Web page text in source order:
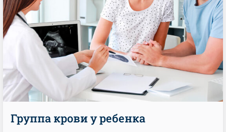
Группа крови у ребенка